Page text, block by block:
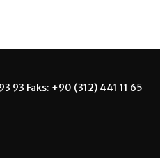
93 Faks: +90 (312) 441 11 65